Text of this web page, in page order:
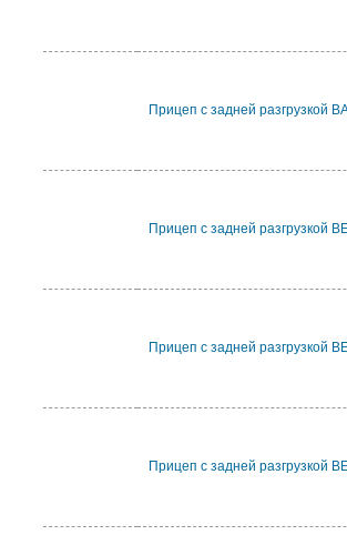
Прицеп с задней разгрузкой
Прицеп с задней разгрузкой
Прицеп с задней разгрузкой
Прицеп с задней разгрузкой